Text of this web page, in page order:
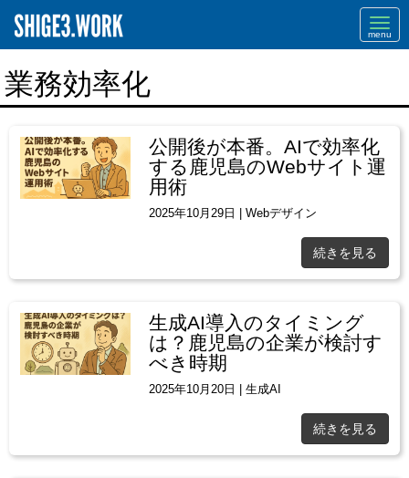
業務効率化
公開後が本番。AIで効率化
する鹿児島のWebサイト運
用術
2025年10月29日 |Webデザイン
続きを見る
生成AI導入のタイミング
は？鹿児島の企業が検討す
べき時期
2025年10月20日 |生成AI
続きを見る